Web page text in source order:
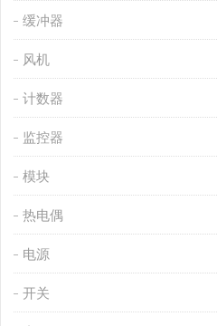
缓冲器
风机
计数器
监控器
模块
热电偶
电源
开关